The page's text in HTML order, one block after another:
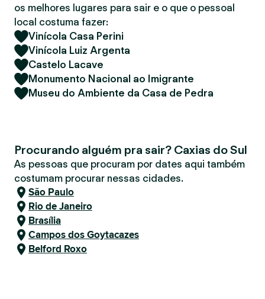
os melhores lugares para sair e o que o pessoal
local costuma fazer:
Vinícola Casa Perini
Vinícola Luiz Argenta
Castelo Lacave
Monumento Nacional ao Imigrante
Museu do Ambiente da Casa de Pedra
Procurando alguém pra sair? Caxias do Sul
As pessoas que procuram por dates aqui também
costumam procurar nessas cidades.
São Paulo
Rio de Janeiro
Brasília
Campos dos Goytacazes
Belford Roxo